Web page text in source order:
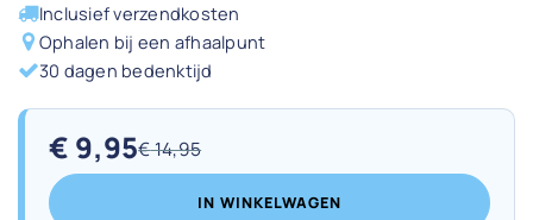
Inclusief verzendkosten
Ophalen bij een afhaalpunt
30 dagen bedenktijd
€14,95
Oorspronkelijke
prijs
€ 9,95
Huidige
prijs IN WINKELWAGEN